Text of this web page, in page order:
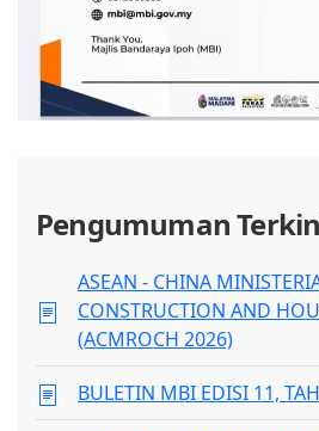
Pengumuman
ASEAN - CHINA
CONSTRUCTION AND
(ACMROCH 2026)
BULETIN MBI EDISI 11,